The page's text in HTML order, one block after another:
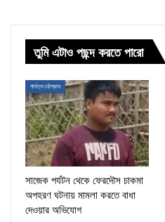
তুমি এটাও পছন্দ করতে পারো
পার্বত্য চট্টগ্রাম
সাজেক পর্যটন থেকে ফেরদৌস চাকমা
অপহরণ ঘটনায় মামলা করতে বাধা
দেওয়ার অভিযোগ